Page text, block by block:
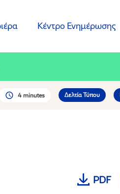
Κέντρο Ενημέρωσης
4 minutes Δελτία Τύπου
PDF